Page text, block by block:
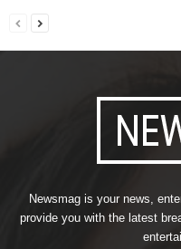
Newsmag is your news,
provide you with the latest